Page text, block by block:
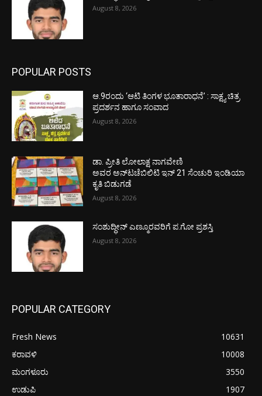
August 8, 2026
POPULAR POSTS
ಆ.9ರಂದು ‘ಆಟಿ ತಿಂಗಳ ಭೂತಾರಾಧನೆ’ : ಸಾಕ್ಷ್ಯ ಚಿತ್ರ
ಪ್ರದರ್ಶನ ಹಾಗೂ ಸಂವಾದ
August 8, 2026
ಡಾ. ಪ್ರೀತಿ ಲೋಲಾಕ್ಷ ನಾಗವೇಣಿ
ಅವರ ಅನ್‌ಟಚೆಬಿಲಿಟಿ ಇನ್ 21 ಸೆಂಚುರಿ ಇಂಡಿಯಾ
ಕೃತಿ ಬಿಡುಗಡೆ
August 8, 2026
ಸಂಶುದ್ಧೀನ್ ಎಣ್ಮೂರವರಿಗೆ ಪ.ಗೋ ಪ್ರಶಸ್ತಿ
August 8, 2026
POPULAR CATEGORY
Fresh News
10631
ಕರಾವಳಿ
10008
ಮಂಗಳೂರು
3550
ಉಡುಪಿ
1907